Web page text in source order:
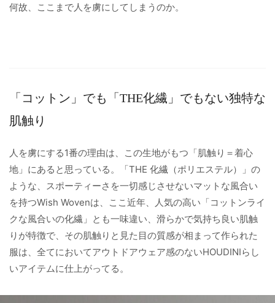
何故、ここまで人を虜にしてしまうのか。
「コットン」でも「THE化繊」でもない独特な
肌触り
人を虜にする1番の理由は、この生地がもつ「肌触り＝着心
地」にあると思っている。「THE 化繊（ポリエステル）」の
ような、スポーティーさを一切感じさせないマットな風合い
を持つWish Wovenは、ここ近年、人気の高い「コットンライ
クな風合いの化繊」とも一味違い、滑らかで気持ち良い肌触
りが特徴で、その肌触りと見た目の質感が相まって作られた
服は、全てにおいてアウトドアウェア感のないHOUDINIらし
いアイテムに仕上がってる。